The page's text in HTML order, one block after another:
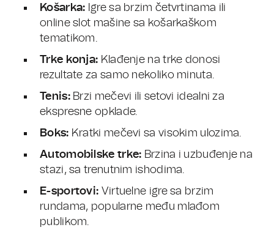
Košarka: Igre sa brzim četvrtinama ili
online slot mašine sa košarkaškom
tematikom.
Trke konja: Klađenje na trke donosi
rezultate za samo nekoliko minuta.
Tenis:Brzi mečevi ili setovi idealni za
ekspresne opklade.
Boks: Kratki mečevi sa visokim ulozima.
Automobilske trke: Brzina i uzbuđenje na
stazi, sa trenutnim ishodima.
E-sportovi: Virtuelne igre sa brzim
rundama, popularne među mlađom
publikom.